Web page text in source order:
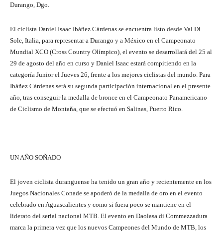
Durango, Dgo.
El ciclista Daniel Isaac Ibáñez Cárdenas se encuentra listo desde Val Di
Sole, Italia, para representar a Durango y a México en el Campeonato
Mundial XCO (Cross Country Olímpico), el evento se desarrollará del 25 al
29 de agosto del año en curso y Daniel Isaac estará compitiendo en la
categoría Junior el Jueves 26, frente a los mejores ciclistas del mundo. Para
Ibáñez Cárdenas será su segunda participación internacional en el presente
año, tras conseguir la medalla de bronce en el Campeonato Panamericano
de Ciclismo de Montaña, que se efectuó en Salinas, Puerto Rico.
UN AÑO SOÑADO
El joven ciclista duranguense ha tenido un gran año y recientemente en los
Juegos Nacionales Conade se apoderó de la medalla de oro en el evento
celebrado en Aguascalientes y como si fuera poco se mantiene en el
liderato del serial nacional MTB. El evento en Daolasa di Commezzadura
marca la primera vez que los nuevos Campeones del Mundo de MTB, los